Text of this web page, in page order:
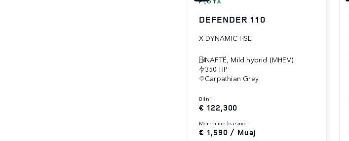
FLOTA
DEFENDER 110
X-DYNAMIC HSE
NAFTË, Mild hybrid (MHEV)
350 HP
Carpathian Grey
blini
€ 122,300
merrni me leasing
€ 1,590 / Muaj